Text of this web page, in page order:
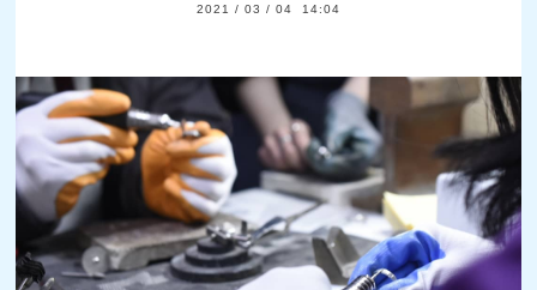
2021 / 03 / 04 14:04